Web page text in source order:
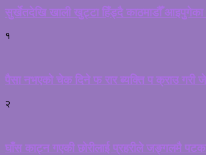
सुर्खेतदेखि खाली खुट्टा हिँड्दै काठमाडौँ आइपुगेका
१
पैसा नभएको चेक दिने फ रार ब्यक्ति प क्राउ गरी
२
घाँस काट्न गएकी छोरीलाई प्रहरीले जङ्गलमै